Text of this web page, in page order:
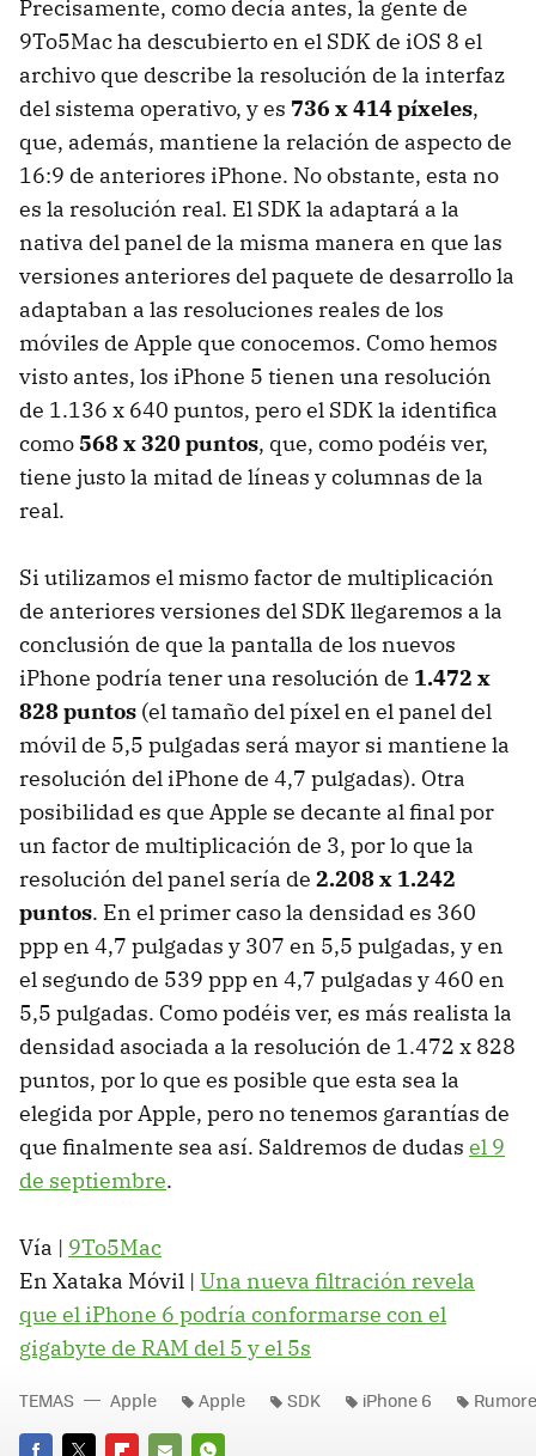
Precisamente, como decía antes, la gente de
9To5Mac ha descubierto en el SDK de iOS 8 el
archivo que describe la resolución de la interfaz
del sistema operativo, y es 736 x 414 píxeles,
que, además, mantiene la relación de aspecto de
16:9 de anteriores iPhone. No obstante, esta no
es la resolución real. El SDK la adaptará a la
nativa del panel de la misma manera en que las
versiones anteriores del paquete de desarrollo la
adaptaban a las resoluciones reales de los
móviles de Apple que conocemos. Como hemos
visto antes, los iPhone 5 tienen una resolución
de 1.136 x 640 puntos, pero el SDK la identifica
como568 x 320 puntos, que, como podéis ver,
tiene justo la mitad de líneas y columnas de la
real.
Si utilizamos el mismo factor de multiplicación
de anteriores versiones del SDK llegaremos a la
conclusión de que la pantalla de los nuevos
iPhone podría tener una resolución de 1.472 x
828 puntos (el tamaño del píxel en el panel del
móvil de 5,5 pulgadas será mayor si mantiene la
resolución del iPhone de 4,7 pulgadas). Otra
posibilidad es que Apple se decante al final por
un factor de multiplicación de 3, por lo que la
resolución del panel sería de 2.208 x 1.242
puntos. En el primer caso la densidad es 360
ppp en 4,7 pulgadas y 307 en 5,5 pulgadas, y en
el segundo de 539 ppp en 4,7 pulgadas y 460 en
5,5 pulgadas. Como podéis ver, es más realista la
densidad asociada a la resolución de 1.472 x 828
puntos, por lo que es posible que esta sea la
elegida por Apple, pero no tenemos garantías de
que finalmente sea así. Saldremos de dudas el 9
de septiembre.
Vía | 9To5Mac
En Xataka Móvil | Una nueva filtración revela
que el iPhone 6 podría conformarse con el
gigabyte de RAM del 5 y el 5s
TEMAS Apple Apple SDK iPhone 6